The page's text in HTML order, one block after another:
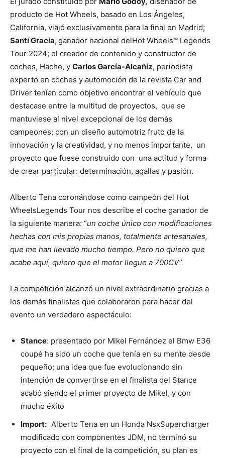
producto de Hot Wheels, basado en Los Ángeles,
California, viajó exclusivamente para la final en Madrid;
Santi Gracia,ganador nacional delHot Wheels™ Legends
Tour 2024; el creador de contenido y constructor de
coches, Hache, y Carlos García-Alcañiz, periodista
experto en coches y automoción de la revista Car and
Driver tenían como objetivo encontrar el vehículo que
destacase entre la multitud de proyectos, que se
mantuviese al nivel excepcional de los demás
campeones; con un diseño automotriz fruto de la
innovación y la creatividad, y no menos importante, un
proyecto que fuese construido con una actitud y forma
de crear particular: determinación, agallas y pasión.
Alberto Tena coronándose como campeón del Hot
WheelsLegends Tour nos describe el coche ganador de
la siguiente manera: “un coche único con modificaciones
hechas con mis propias manos, totalmente artesanales,
que me han llevado mucho tiempo. Pero no quiero que
acabe aquí, quiero que el motor llegue a 700CV”.
La competición alcanzó un nivel extraordinario gracias a
los demás finalistas que colaboraron para hacer del
evento un verdadero espectáculo:
Stance: presentado por Mikel Fernández el Bmw E36
coupé ha sido un coche que tenía en su mente desde
pequeño; una idea que fue evolucionando sin
intención de convertirse en el finalista del Stance
acabó siendo el primer proyecto de Mikel, y con
mucho éxito
Import: Alberto Tena en un Honda NsxSupercharger
modificado con componentes JDM, no terminó su
proyecto con el final de la competición, su plan es